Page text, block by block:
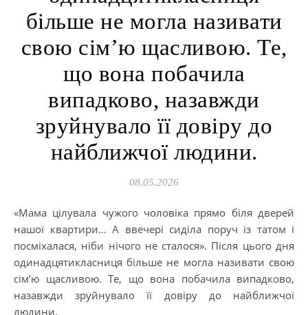
більше не могла називати
свою сім’ю щасливою. Те,
що вона побачила
випадково, назавжди
зруйнувало її довіру до
найближчої людини.
08.05.2026
«Мама цілувала чужого чоловіка прямо біля дверей
нашої квартири… А ввечері сиділа поруч із татом і
посміхалася, ніби нічого не сталося». Після цього дня
одинадцятикласниця більше не могла називати свою
сім’ю щасливою. Те, що вона побачила випадково,
назавжди зруйнувало її довіру до найближчої
людини.